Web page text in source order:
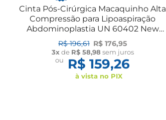
Cinta Pós-Cirúrgica Macaquinho Alta
Compressão para Lipoaspiração
Abdominoplastia UN 60402 New
Form
R$ 196,61 R$ 176,95
3xde R$ 58,98 sem juros
ou
R$ 159,26
à vista no PIX